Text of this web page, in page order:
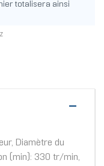
totalisera ainsi
Diamètre du
(min): 330 tr/min,